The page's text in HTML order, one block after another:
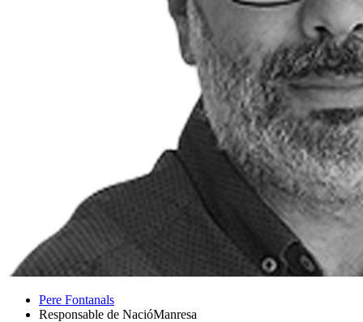
Pere Fontanals
Responsable de NacióManresa